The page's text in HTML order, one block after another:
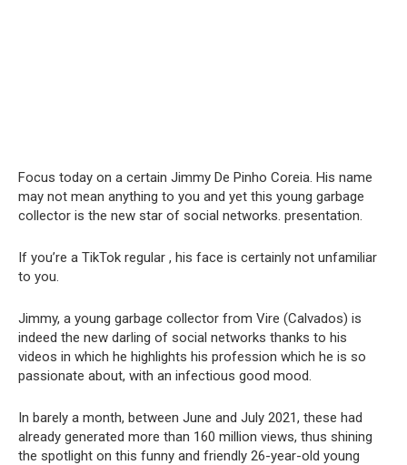
Focus today on a certain Jimmy De Pinho Coreia. His name
may not mean anything to you and yet this young garbage
collector is the new star of social networks. presentation.
If you’re a TikTok regular , his face is certainly not unfamiliar
to you.
Jimmy, a young garbage collector from Vire (Calvados) is
indeed the new darling of social networks thanks to his
videos in which he highlights his profession which he is so
passionate about, with an infectious good mood.
In barely a month, between June and July 2021, these had
already generated more than 160 million views, thus shining
the spotlight on this funny and friendly 26-year-old young